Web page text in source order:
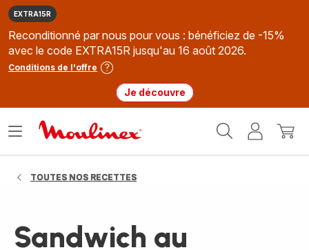
EXTRA15R
Reconditionné par nous pour vous : bénéficiez de -15%
avec le code EXTRA15R jusqu'au 16 août 2026.
Conditions de l'offre
Je découvre
MonMon
Ouvrir
TOUTES NOS RECETTES
Sandwich au